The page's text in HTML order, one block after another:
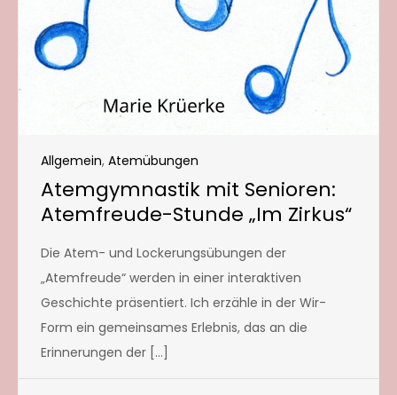
Allgemein, Atemübungen
Atemgymnastik mit Senioren:
Atemfreude-Stunde „Im Zirkus“
Die Atem- und Lockerungsübungen der
„Atemfreude“ werden in einer interaktiven
Geschichte präsentiert. Ich erzähle in der Wir-
Form ein gemeinsames Erlebnis, das an die
Erinnerungen der […]